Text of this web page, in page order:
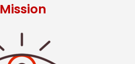
Mission